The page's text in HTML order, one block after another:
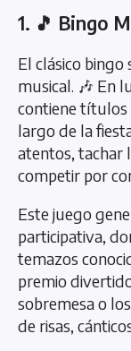
1. 🎵 Bingo
El clásico
musical. 🎶 En
contiene títulos
largo de la
atentos, tachar
competir por
Este juego
participativa,
temazos
premio
sobremesa o
de risas,